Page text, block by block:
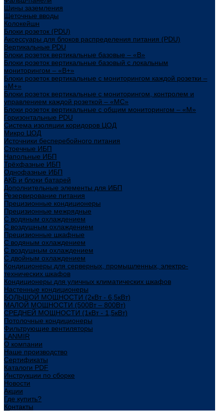
Шины заземления
Щеточные вводы
Колокейшн
Блоки розеток (PDU)
Аксессуары для блоков распределения питания (PDU)
Вертикальные PDU
Блоки розеток вертикальные базовые – «В»
Блоки розеток вертикальные базовый с локальным
мониторингом – «В+»
Блоки розеток вертикальные с мониторингом каждой розетки –
«М+»
Блоки розеток вертикальные с мониторингом, контролем и
управлением каждой розеткой – «МС»
Блоки розеток вертикальные с общим мониторингом – «М»
Горизонтальные PDU
Система изоляции коридоров ЦОД
Микро ЦОД
Источники бесперебойного питания
Стоечные ИБП
Напольные ИБП
Трёхфазные ИБП
Однофазные ИБП
АКБ и блоки батарей
Дополнительные элементы для ИБП
Резервирование питания
Прецизионные кондиционеры
Прецизионные межрядные
С водяным охлаждением
С воздушным охлаждением
Прецизионные шкафные
С водяным охлаждением
С воздушным охлаждением
С двойным охлаждением
Кондиционеры для серверных, промышленных, электро-
технических шкафов
Кондиционеры для уличных климатических шкафов
Настенные кондиционеры
БОЛЬШОЙ МОЩНОСТИ (2кВт - 6,5кВт)
МАЛОЙ МОЩНОСТИ (500Вт – 800Вт)
СРЕДНЕЙ МОЩНОСТИ (1кВт - 1,5кВт)
Потолочные кондиционеры
Фильтрующие вентиляторы
LANMIR
О компании
Наше производство
Сертификаты
Каталоги PDF
Инструкции по сборке
Новости
Акции
Где купить?
Контакты